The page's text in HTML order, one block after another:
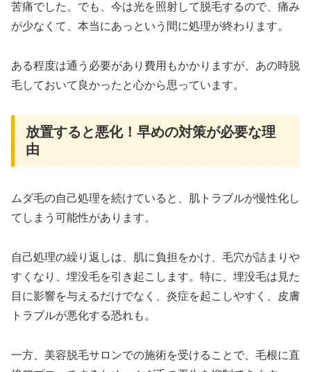
苦痛でした。でも、今は光を照射して脱毛するので、痛み
が少なくて、本当にあっという間に処理が終わります。
ある程度は通う必要があり費用もかかりますが、あの時脱
毛しておいて良かったと心から思っています。
放置すると悪化！早めの対策が必要な理
由
ムダ毛の自己処理を続けていると、肌トラブルが慢性化し
てしまう可能性があります。
自己処理の繰り返しは、肌に負担をかけ、毛穴が詰まりや
すくなり、埋没毛を引き起こします。特に、埋没毛は見た
目に影響を与えるだけでなく、炎症を起こしやすく、皮膚
トラブルが悪化する恐れも。
一方、美容脱毛サロンでの施術を受けることで、毛根に直